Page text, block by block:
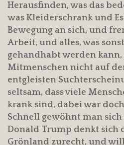
Herausfinden, was das
was Kleiderschrank und
Bewegung an sich, und
Arbeit, und alles, was
gehandhabt werden
Mitmenschen nicht auf
entgleisten
seltsam, dass viele
krank sind, dabei war
Schnell gewöhnt man sich
Donald Trump denkt sich
Grönland zurecht, und